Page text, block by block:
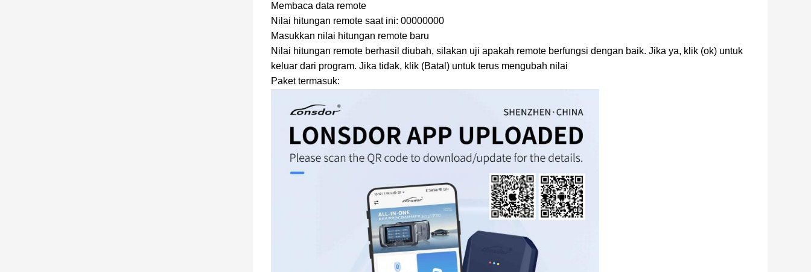
Membaca data remote
Nilai hitungan remote saat ini: 00000000
Masukkan nilai hitungan remote baru
Nilai hitungan remote berhasil diubah, silakan uji apakah remote berfungsi dengan baik. Jika ya, klik (ok) untuk
keluar dari program. Jika tidak, klik (Batal) untuk terus mengubah nilai
Paket termasuk: